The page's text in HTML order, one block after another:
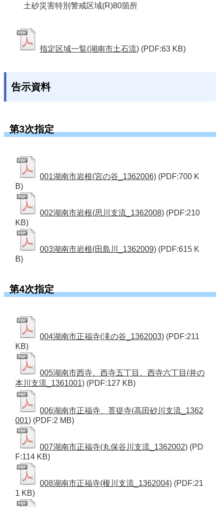
土砂災害特別警戒区域(R)80箇所
指定区域一覧(湖南市土石流) (PDF:63 KB)
告示資料
第3次指定
001湖南市岩根(宮の谷_1362006) (PDF:700 K
B)
002湖南市岩根(思川支流_1362008) (PDF:210
KB)
003湖南市岩根(田島川_1362009) (PDF:615 K
B)
第4次指定
004湖南市正福寺(滝の谷_1362003) (PDF:211
KB)
005湖南市西寺、西寺五丁目、西寺六丁目(井の
本川支流_1361001) (PDF:127 KB)
006湖南市正福寺、菩提寺(高田砂川支流_1362
001) (PDF:2 MB)
007湖南市正福寺(丸保谷川支流_1362002) (PD
F:114 KB)
008湖南市正福寺(榎川支流_1362004) (PDF:21
1 KB)